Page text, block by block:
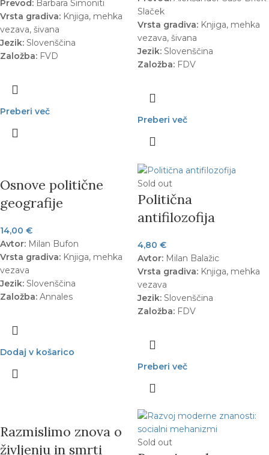
Prevod: Barbara Simoniti
Vrsta gradiva: Knjiga, mehka
vezava, šivana
Jezik: Slovenščina
Založba: FVD
Preberi več
Slaček
Vrsta gradiva: Knjiga, mehka
vezava, šivana
Jezik: Slovenščina
Založba: FDV
Preberi več
Osnove politične
geografije
14,00 €
Avtor: Milan Bufon
Vrsta gradiva: Knjiga, mehka
vezava
Jezik: Slovenščina
Založba: Annales
Dodaj v košarico
Sold out
Politična
antifilozofija
4,80 €
Avtor: Milan Balažic
Vrsta gradiva: Knjiga, mehka
vezava
Jezik: Slovenščina
Založba: FDV
Preberi več
Razmislimo znova o
življenju in smrti
Sold out